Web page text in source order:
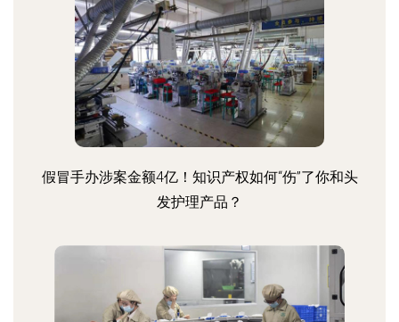
假冒手办涉案金额4亿！知识产权如何“伤”了你和头
发护理产品？